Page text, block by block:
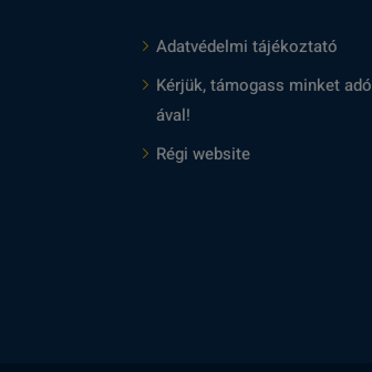
Adatvédelmi tájékoztató
Kérjük, támogass minket
ával!
Régi website